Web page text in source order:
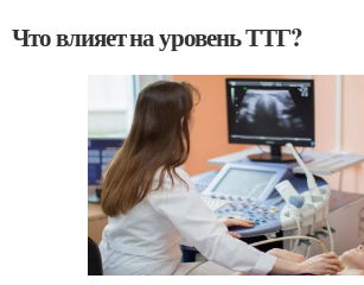
Что влияет на уровень ТТГ?